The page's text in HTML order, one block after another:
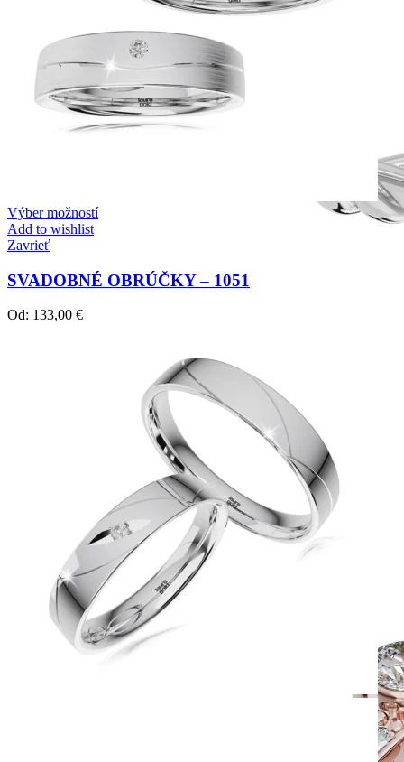
Zásnubné prstne z kolekcie Twist Elegance.
Výber možností
Add to wishlist
Zavrieť
SVADOBNÉ OBRÚČKY – 1051
Od: 133,00 €